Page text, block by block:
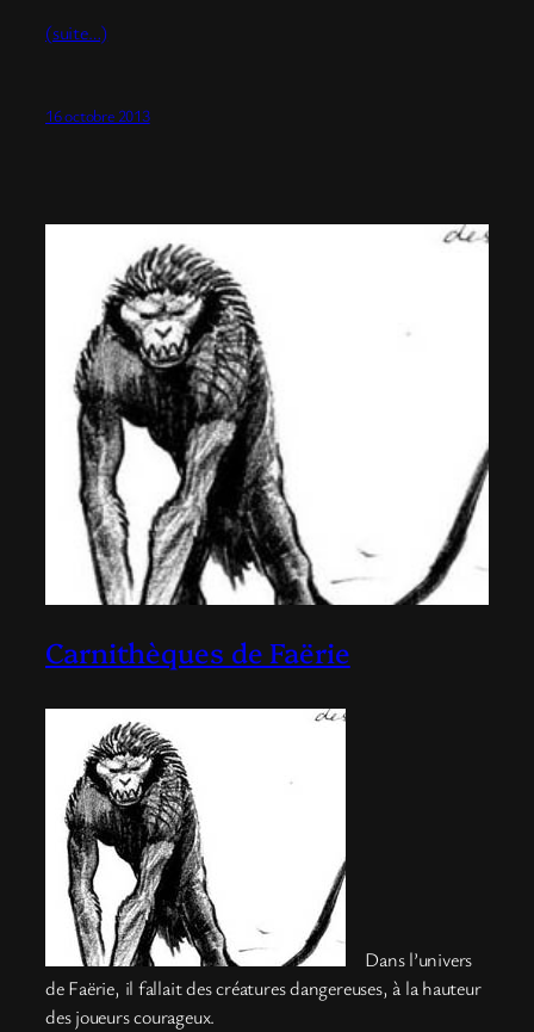
(suite…)
16 octobre 2013
Carnithèques de Faërie
Dans l’univers
de Faërie, il fallait des créatures dangereuses, à la hauteur
des joueurs courageux.